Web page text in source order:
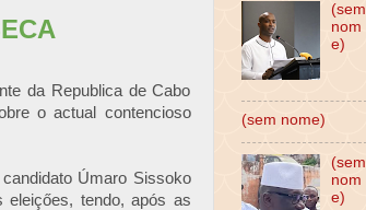
da Republica de Cabo
o actual contencioso
Úmaro Sissoko
eleiçőes, tendo, após as
(sem
nom
e)
(sem nome)
(sem
nom
e)